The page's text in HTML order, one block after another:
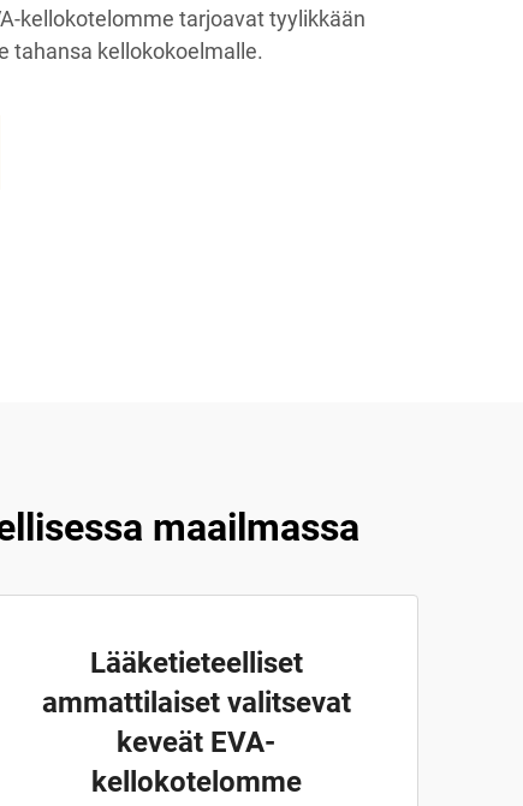
kellokotelomme tarjoavat tyylikkään
tahansa kellokokoelmalle.
maailmassa
Lääketieteelliset
ammattilaiset valitsevat
keveät EVA-
kellokotelomme